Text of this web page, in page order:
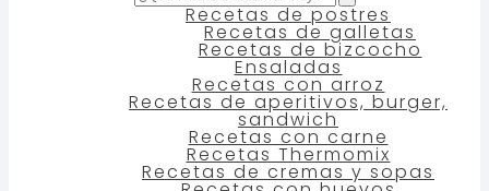
Recetas de postres
Recetas de galletas
Recetas de bizcocho
Ensaladas
Recetas con arroz
Recetas de aperitivos, burger,
sandwich
Recetas con carne
Recetas Thermomix
Recetas de cremas y sopas